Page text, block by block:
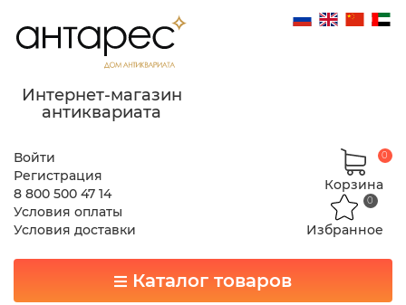
Интернет-магазин
антиквариата
Войти
Регистрация
8 800 500 47 14
Условия оплаты
Условия доставки
Корзина
0
Избранное
0
Каталог товаров